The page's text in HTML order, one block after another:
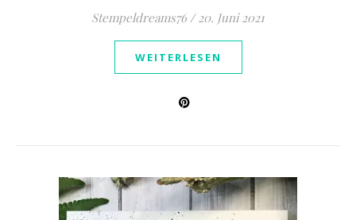
Stempeldreams76 / 20. Juni 2021
WEITERLESEN